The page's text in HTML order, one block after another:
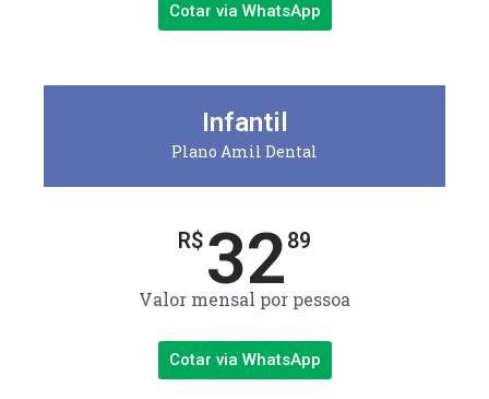
Cotar via WhatsApp
Infantil
Plano Amil Dental
R$ 3289
Valor mensal por pessoa
Cotar via WhatsApp